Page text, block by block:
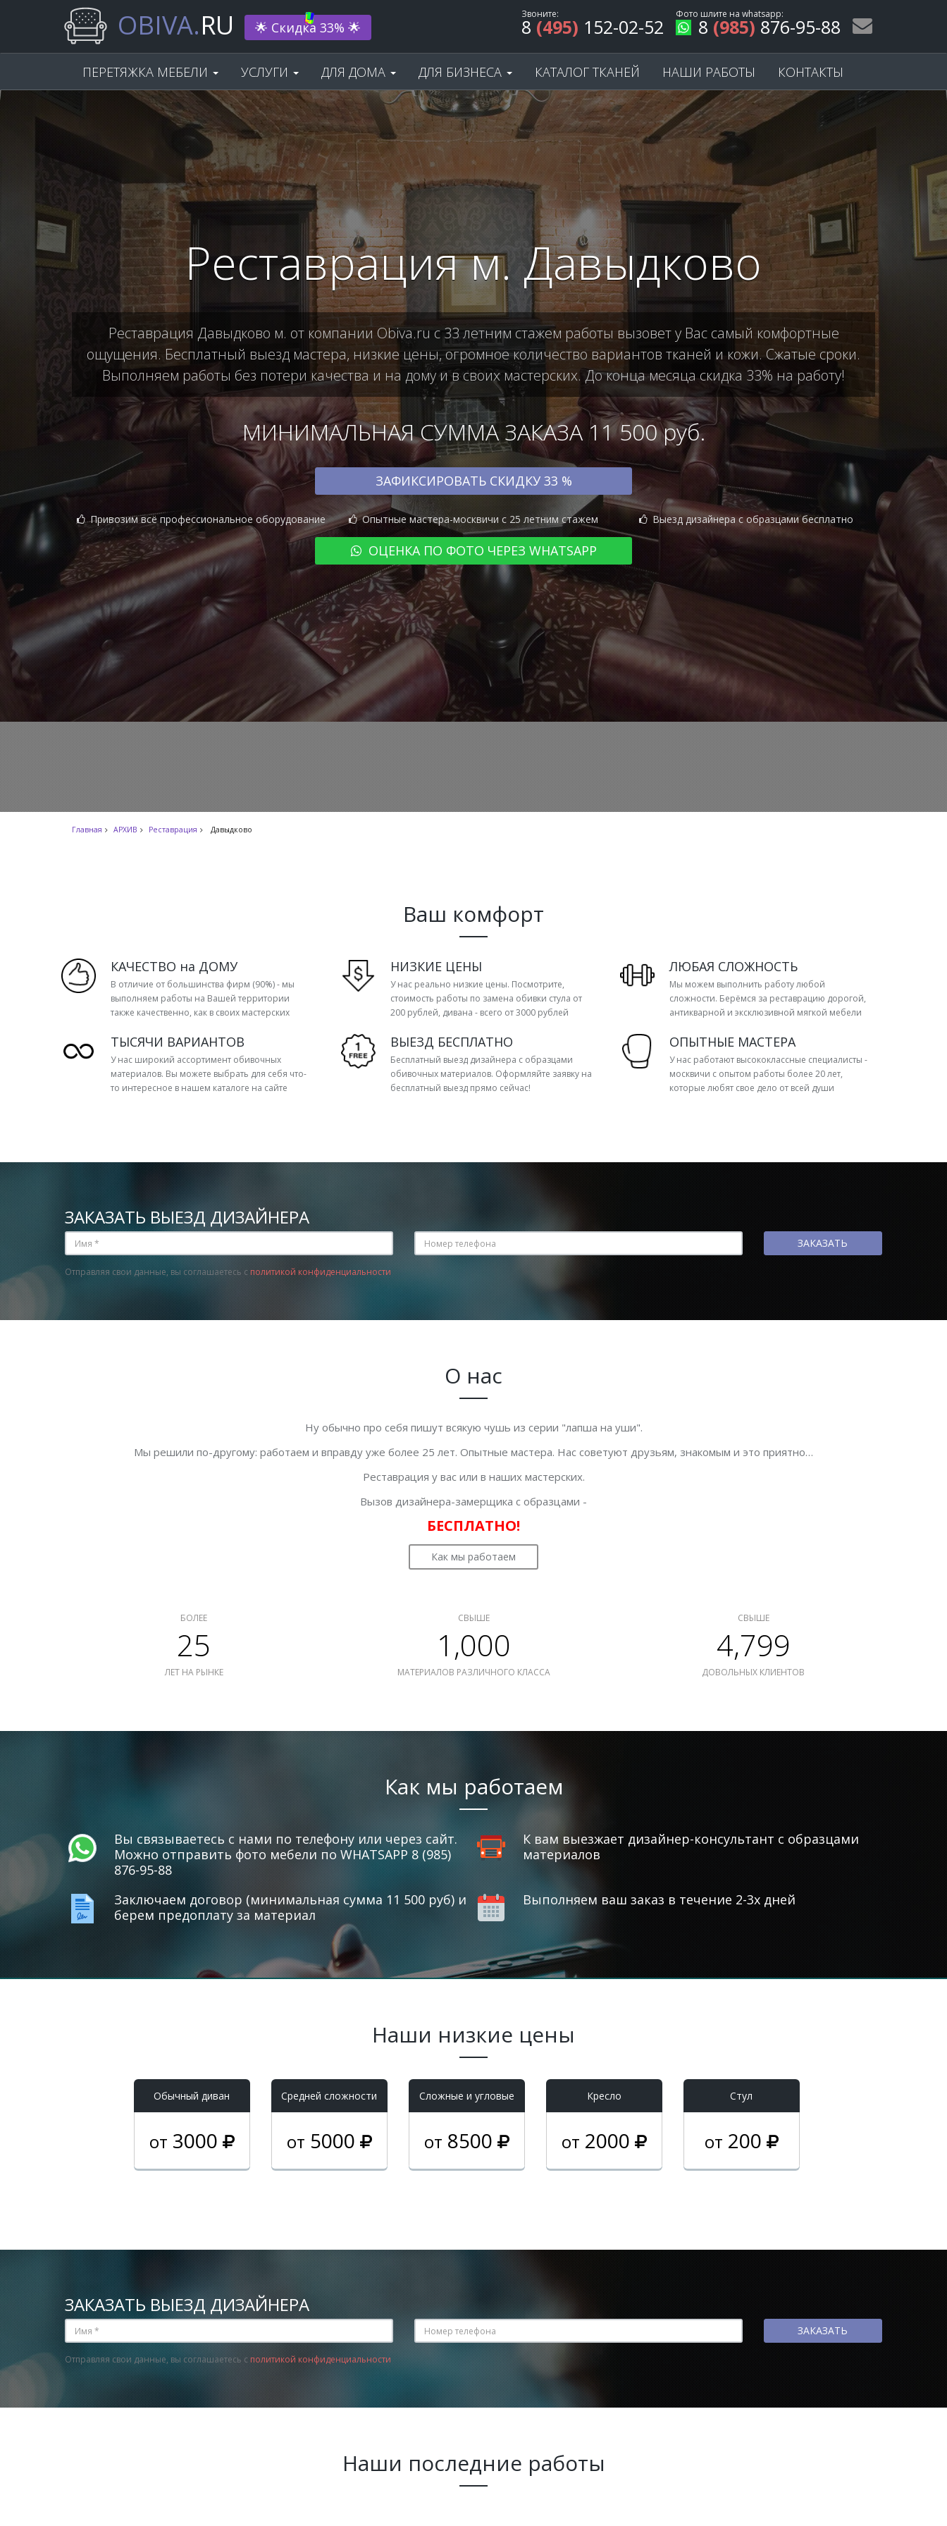
OBIVA.RU Нам 33 года! 🎂
Звоните:
8 (495) 152-02-52
Фото шлите на whatsapp:
8 (985) 876-95-88
ПЕРЕТЯЖКА МЕБЕЛИ УСЛУГИ ДЛЯ ДОМА ДЛЯ БИЗНЕСА КАТАЛОГ ТКАНЕЙ НАШИ РАБОТЫ КОНТАКТЫ
Реставрация м. Давыдково
Реставрация Давыдково м. от компании Obiva.ru с 33 летним стажем работы вызовет у Вас самый комфортные
ощущения. Бесплатный выезд мастера, низкие цены, огромное количество вариантов тканей и кожи. Сжатые сроки.
Выполняем работы без потери качества и на дому и в своих мастерских. До конца месяца скидка 33% на работу!
МИНИМАЛЬНАЯ СУММА ЗАКАЗА 11 500 руб.
ЗАФИКСИРОВАТЬ СКИДКУ 33 %
Привозим всё профессиональное оборудование Опытные мастера-москвичи с 25 летним стажем Выезд дизайнера с образцами бесплатно
ОЦЕНКА ПО ФОТО ЧЕРЕЗ WHATSAPP
Главная АРХИВ Реставрация Давыдково
Ваш комфорт
КАЧЕСТВО на ДОМУ
В отличие от большинства фирм (90%) - мы
выполняем работы на Вашей территории
также качественно, как в своих мастерских
НИЗКИЕ ЦЕНЫ
У нас реально низкие цены. Посмотрите,
стоимость работы по замена обивки стула от
200 рублей, дивана - всего от 3000 рублей
ЛЮБАЯ СЛОЖНОСТЬ
Мы можем выполнить работу любой
сложности. Берёмся за реставрацию дорогой,
антикварной и эксклюзивной мягкой мебели
ТЫСЯЧИ ВАРИАНТОВ
У нас широкий ассортимент обивочных
материалов. Вы можете выбрать для себя что-
то интересное в нашем каталоге на сайте
ВЫЕЗД БЕСПЛАТНО
Бесплатный выезд дизайнера с образцами
обивочных материалов. Оформляйте заявку на
бесплатный выезд прямо сейчас!
ОПЫТНЫЕ МАСТЕРА
У нас работают высококлассные специалисты -
москвичи с опытом работы более 20 лет,
которые любят свое дело от всей души
ЗАКАЗАТЬ ВЫЕЗД ДИЗАЙНЕРА
Отправляя свои данные, вы соглашаетесь с политикой конфиденциальности
О нас
Ну обычно про себя пишут всякую чушь из серии "лапша на уши".
Мы решили по-другому: работаем и вправду уже более 25 лет. Опытные мастера. Нас советуют друзьям, знакомым и это приятно…
Реставрация у вас или в наших мастерских.
Вызов дизайнера-замерщика с образцами -
БЕСПЛАТНО!
Как мы работаем
БОЛЕЕ
25
ЛЕТ НА РЫНКЕ
СВЫШЕ
1,000
МАТЕРИАЛОВ РАЗЛИЧНОГО КЛАССА
СВЫШЕ
4,799
ДОВОЛЬНЫХ КЛИЕНТОВ
Как мы работаем
Вы связываетесь с нами по телефону или через сайт.
Можно отправить фото мебели по WHATSAPP 8 (985)
876-95-88
К вам выезжает дизайнер-консультант с образцами
материалов
Заключаем договор (минимальная сумма 11 500 руб) и
берем предоплату за материал
Выполняем ваш заказ в течение 2-3х дней
Наши низкие цены
Обычный диван
от 3000
Средней сложности
от 5000
Cложные и угловые
от 8500
Кресло
от 2000
Стул
от 200
ЗАКАЗАТЬ ВЫЕЗД ДИЗАЙНЕРА
Отправляя свои данные, вы соглашаетесь с политикой конфиденциальности
Наши последние работы